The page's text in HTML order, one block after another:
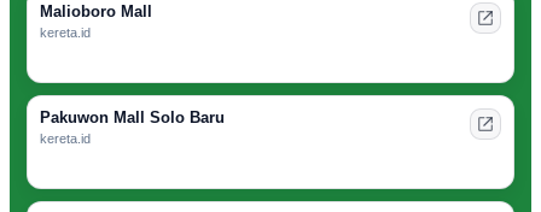
Malioboro Mall
kereta.id
Pakuwon Mall Solo Baru
kereta.id